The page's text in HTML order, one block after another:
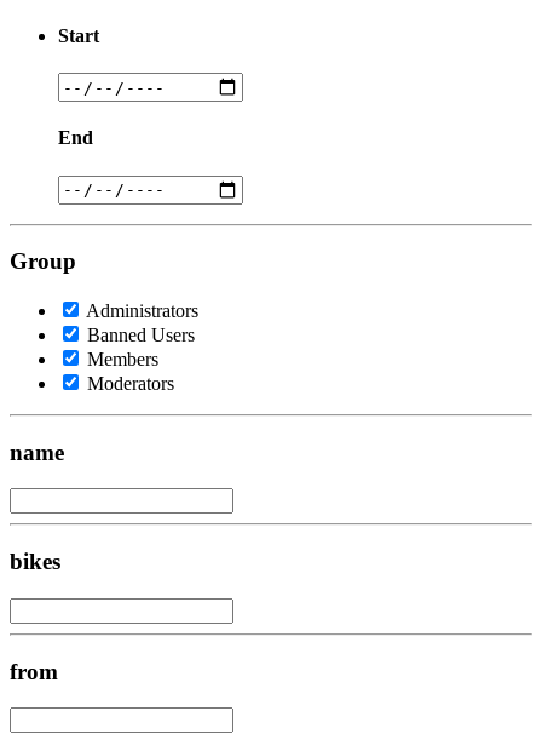
Start
End
Group
Administrators
Banned Users
Members
Moderators
name
bikes
from